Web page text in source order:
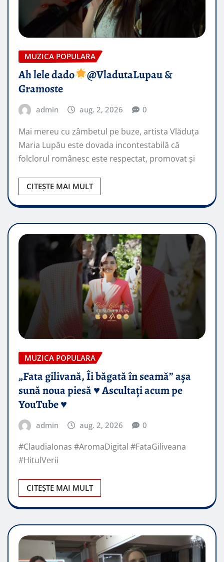
MUZICA POPULARA
Ah lele dado​
@VladutaLupau &
Gramoste
admin aug. 2, 2026 0
Mai mereu cu zâmbetul pe buze, artista Vlăduța
Maria Lupău este dovada incontestabilă că
folclorul românesc este respectat, promovat şi
CITEȘTE MAI MULT
MUZICA POPULARA
„Fata gilivană, Îi băgată în seamă” așa
sună noua piesă ♥️ Ascultați acum pe
YouTube ♥️
admin aug. 2, 2026 0
#ClaudiaIonas #AromaDigital #FataGiliveana
#HitulVerii
CITEȘTE MAI MULT